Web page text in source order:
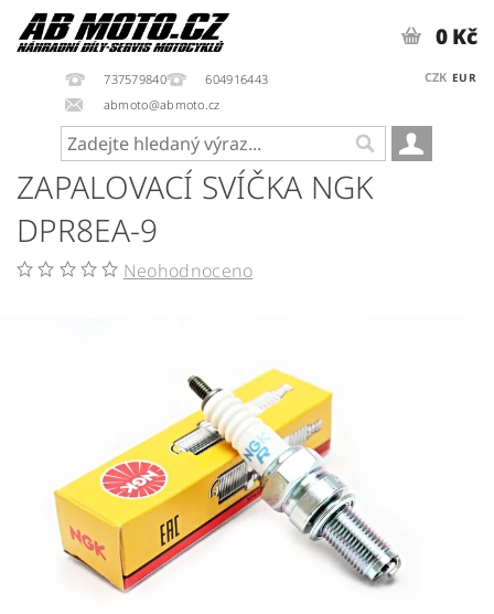
737579840
604916443
abmoto@abmoto.cz
CZK EUR
0 Kč
ZAPALOVACÍ SVÍČKA NGK
DPR8EA-9
Neohodnoceno